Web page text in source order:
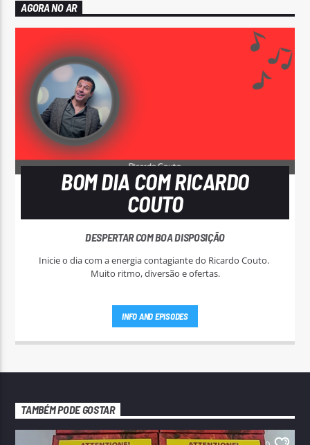
AGORA NO AR
BOM DIA COM RICARDO
COUTO
DESPERTAR COM BOA DISPOSIÇÃO
Inicie o dia com a energia contagiante do Ricardo Couto.
Muito ritmo, diversão e ofertas.
INFO AND EPISODES
TAMBÉM PODE GOSTAR